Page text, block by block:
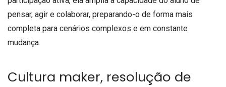
pensar, agir e colaborar, preparando-o de forma mais
completa para cenários complexos e em constante
mudança.
Cultura maker, resolução de